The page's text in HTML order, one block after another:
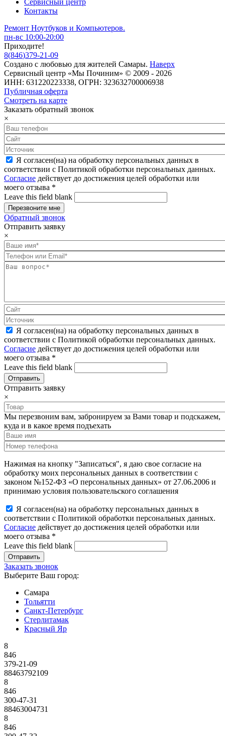
Контакты
Ремонт Ноутбуков и Компьютеров.
пн-вс 10:00-20:00
Приходите!
8(846)379-21-09
Создано с любовью для жителей Самары. Наверх
Сервисный центр «Мы Починим» © 2009 - 2026
ИНН: 631220223338, ОГРН: 323632700006938
Публичная оферта
Смотреть на карте
Заказать обратный звонок
×
Я согласен(на) на обработку персональных данных в
соответствии с Политикой обработки персональных данных.
Согласие действует до достижения целей обработки или
моего отзыва *
Leave this field blank
Обратный звонок
Отправить заявку
×
Я согласен(на) на обработку персональных данных в
соответствии с Политикой обработки персональных данных.
Согласие действует до достижения целей обработки или
моего отзыва *
Leave this field blank
Отправить заявку
×
Мы перезвоним вам, забронируем за Вами товар и подскажем,
куда и в какое время подъехать
Нажимая на кнопку "Записаться", я даю свое согласие на
обработку моих персональных данных в соответствии с
законом №152-ФЗ «О персональных данных» от 27.06.2006 и
принимаю условия пользовательского соглашения
Я согласен(на) на обработку персональных данных в
соответствии с Политикой обработки персональных данных.
Согласие действует до достижения целей обработки или
моего отзыва *
Leave this field blank
Заказать звонок
Выберите Ваш город:
Самара
Тольятти
Санкт-Петербург
Стерлитамак
Красный Яр
8
846
379-21-09
88463792109
8
846
300-47-31
88463004731
8
846